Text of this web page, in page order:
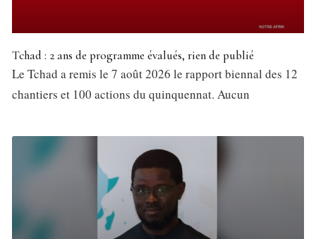
Tchad : 2 ans de programme évalués, rien de publié
Le Tchad a remis le 7 août 2026 le rapport biennal des 12
chantiers et 100 actions du quinquennat. Aucun